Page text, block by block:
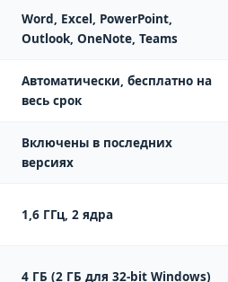
Word, Excel, PowerPoint,
Outlook, OneNote, Teams
Автоматически, бесплатно на
весь срок
Включены в последних
версиях
1,6 ГГц, 2 ядра
4 ГБ (2 ГБ для 32-bit Windows)